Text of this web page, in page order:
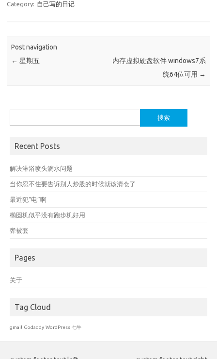
Category: 自己写的日记
Post navigation
← 星期五
内存虚拟硬盘软件 windows7系
统64位可用 →
索：
Recent Posts
解决淋浴喷头滴水问题
当你忍不住要告诉别人炒股的时候就该清仓了
最近犯“电”啊
椭圆机似乎没有跑步机好用
弹被套
Pages
关于
Tag Cloud
gmail Godaddy WordPress 七牛